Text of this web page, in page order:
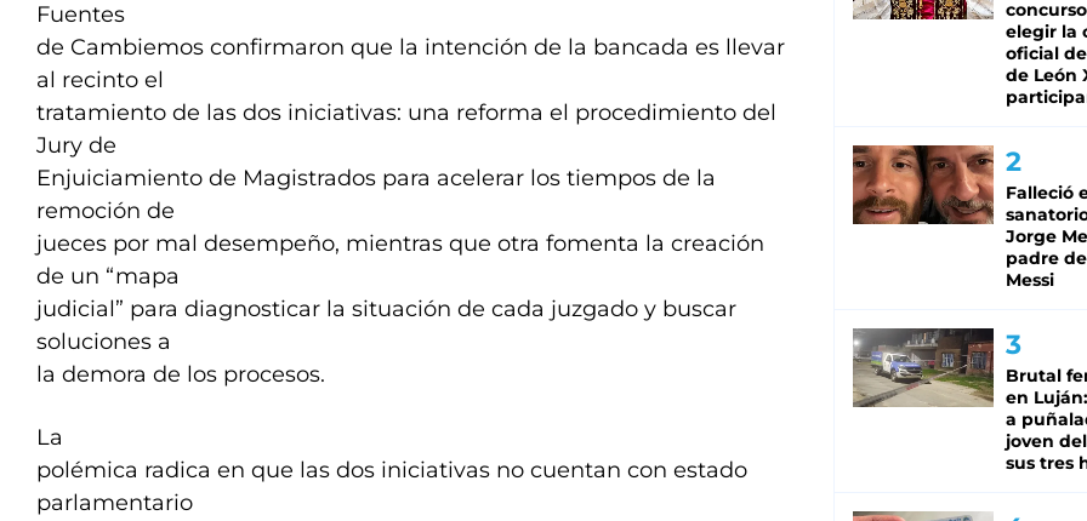
Fuentes
de Cambiemos confirmaron que la intención de la bancada es llevar
al recinto el
tratamiento de las dos iniciativas: una reforma el procedimiento del
Jury de
Enjuiciamiento de Magistrados para acelerar los tiempos de la
remoción de
jueces por mal desempeño, mientras que otra fomenta la creación
de un “mapa
judicial” para diagnosticar la situación de cada juzgado y buscar
soluciones a
la demora de los procesos.
La
polémica radica en que las dos iniciativas no cuentan con estado
parlamentario
elegir la
oficial
de León
Falleció
Jorge
padre
Messi
Brutal
en
a
joven
sus tres